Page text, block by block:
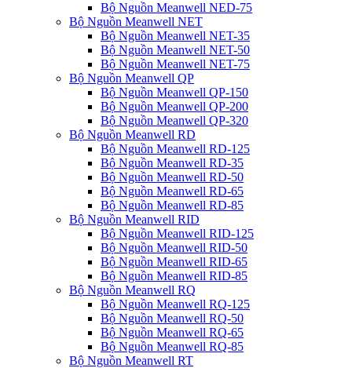
Bộ Nguồn Meanwell NED-75
Bộ Nguồn Meanwell NET
Bộ Nguồn Meanwell NET-35
Bộ Nguồn Meanwell NET-50
Bộ Nguồn Meanwell NET-75
Bộ Nguồn Meanwell QP
Bộ Nguồn Meanwell QP-150
Bộ Nguồn Meanwell QP-200
Bộ Nguồn Meanwell QP-320
Bộ Nguồn Meanwell RD
Bộ Nguồn Meanwell RD-125
Bộ Nguồn Meanwell RD-35
Bộ Nguồn Meanwell RD-50
Bộ Nguồn Meanwell RD-65
Bộ Nguồn Meanwell RD-85
Bộ Nguồn Meanwell RID
Bộ Nguồn Meanwell RID-125
Bộ Nguồn Meanwell RID-50
Bộ Nguồn Meanwell RID-65
Bộ Nguồn Meanwell RID-85
Bộ Nguồn Meanwell RQ
Bộ Nguồn Meanwell RQ-125
Bộ Nguồn Meanwell RQ-50
Bộ Nguồn Meanwell RQ-65
Bộ Nguồn Meanwell RQ-85
Bộ Nguồn Meanwell RT